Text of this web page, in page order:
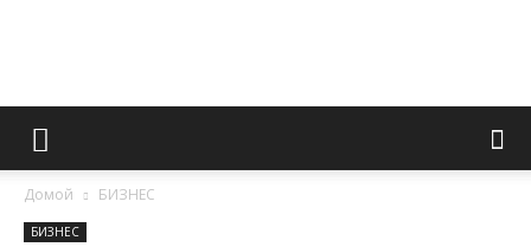
Информационно
Домой БИЗНЕС
БИЗНЕС